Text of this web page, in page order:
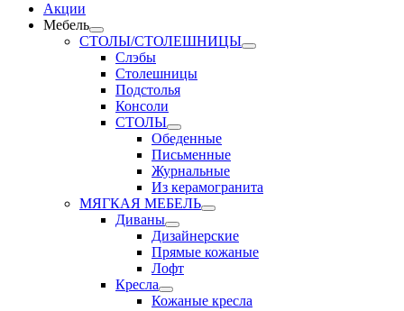
Акции
Мебель
СТОЛЫ/СТОЛЕШНИЦЫ
Слэбы
Столешницы
Подстолья
Консоли
СТОЛЫ
Обеденные
Письменные
Журнальные
Из керамогранита
МЯГКАЯ МЕБЕЛЬ
Диваны
Дизайнерские
Прямые кожаные
Лофт
Кресла
Кожаные кресла